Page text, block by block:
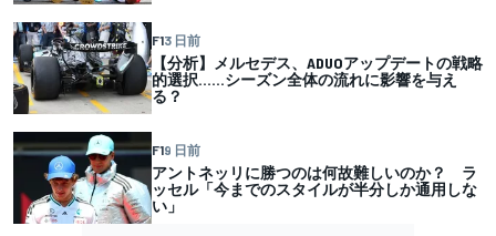
F13 日前
【分析】メルセデス、ADUOアップデートの戦略
的選択……シーズン全体の流れに影響を与え
る？
F19 日前
アントネッリに勝つのは何故難しいのか？ ラ
ッセル「今までのスタイルが半分しか通用しな
い」